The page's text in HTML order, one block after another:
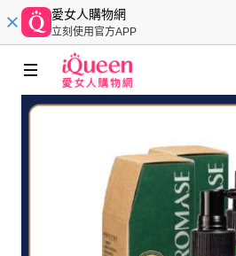
愛女人購物網
立刻使用官方APP